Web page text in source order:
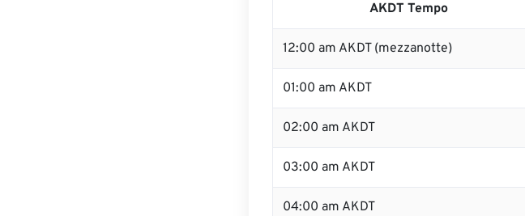
AKDT Tempo
12:00 am AKDT (mezzanotte)
01:00 am AKDT
02:00 am AKDT
03:00 am AKDT
04:00 am AKDT